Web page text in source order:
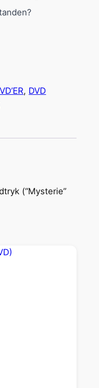
, DVD
(“Mysterie”